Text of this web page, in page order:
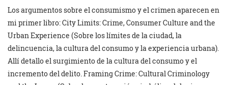
Los argumentos sobre el consumismo y el crimen aparecen en
mi primer libro: City Limits: Crime, Consumer Culture and the
Urban Experience (Sobre los límites de la ciudad, la
delincuencia, la cultura del consumo y la experiencia urbana).
Allí detallo el surgimiento de la cultura del consumo y el
incremento del delito. Framing Crime: Cultural Criminology